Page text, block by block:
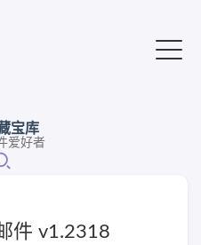
宝库
爱好者
件 v1.2318